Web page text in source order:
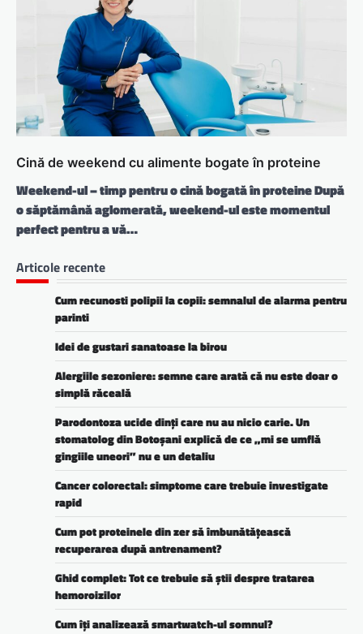
Cină de weekend cu alimente bogate în proteine
Weekend-ul – timp pentru o cină bogată în proteine După
o săptămână aglomerată, weekend-ul este momentul
perfect pentru a vă…
Articole recente
Cum recunosti polipii la copii: semnalul de alarma pentru
parinti
Idei de gustari sanatoase la birou
Alergiile sezoniere: semne care arată că nu este doar o
simplă răceală
Parodontoza ucide dinți care nu au nicio carie. Un
stomatolog din Botoșani explică de ce „mi se umflă
gingiile uneori” nu e un detaliu
Cancer colorectal: simptome care trebuie investigate
rapid
Cum pot proteinele din zer să îmbunătățească
recuperarea după antrenament?
Ghid complet: Tot ce trebuie să știi despre tratarea
hemoroizilor
Cum îți analizează smartwatch-ul somnul?